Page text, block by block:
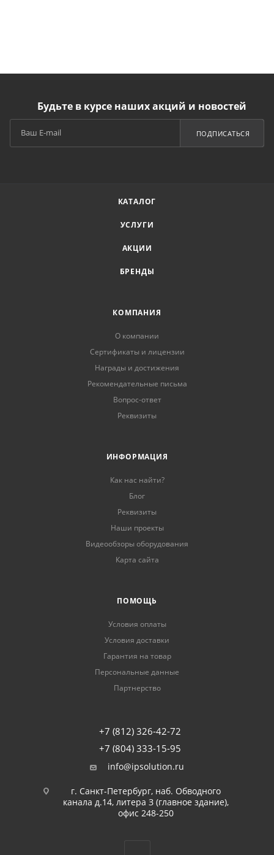
Будьте в курсе наших акций и новостей
ПОДПИСАТЬСЯ
КАТАЛОГ
УСЛУГИ
АКЦИИ
БРЕНДЫ
КОМПАНИЯ
О компании
Сертификаты и лицензии
Награды и достижения
Рекомендательные письма
Вопрос-ответ
Реквизиты
ИНФОРМАЦИЯ
Как нас найти?
Блог
Реквизиты
Наши проекты
Видеообзоры оборудования
Карта сайта
ПОМОЩЬ
Условия оплаты
Условия доставки
Гарантия на товар
Персональные данные
Партнерство
+7 (812) 326-42-72
+7 (804) 333-15-95
info@ipsolution.ru
г. Санкт-Петербург, наб. Обводного
канала д.14, литера З (главное здание),
офис 248-250